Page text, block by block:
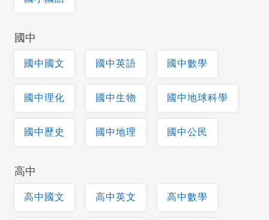
國中
國中國文 國中英語 國中數學
國中理化 國中生物 國中地球科學
國中歷史 國中地理 國中公民
高中
高中國文 高中英文 高中數學